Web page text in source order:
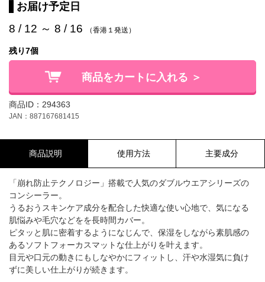
お届け予定日
8 / 12 ～ 8 / 16 （香港１発送）
残り7個
商品をカートに入れる ＞
商品ID：294363
JAN：887167681415
商品説明 使用方法 主要成分
「崩れ防止テクノロジー」搭載で人気のダブルウエアシリーズの
コンシーラー。
うるおうスキンケア成分を配合した快適な使い心地で、気になる
肌悩みや毛穴などをを長時間カバー。
ピタッと肌に密着するようになじんで、保湿をしながら素肌感の
あるソフトフォーカスマットな仕上がりを叶えます。
目元や口元の動きにもしなやかにフィットし、汗や水湿気に負け
ずに美しい仕上がりが続きます。